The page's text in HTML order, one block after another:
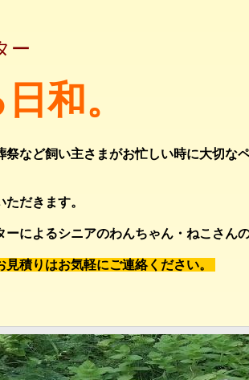
ー
和。
祭など飼い主さまがお忙しい時に大切な
だきます。
ーによるシニアのわんちゃん・ねこさん
積りはお気軽にご連絡ください。